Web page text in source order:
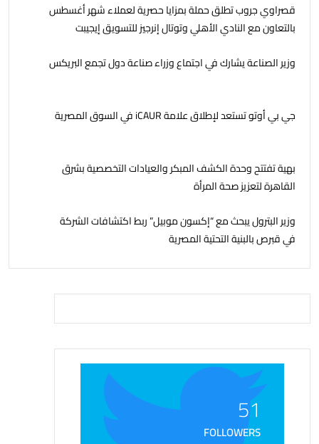
قصراوي جروب تطلق حملة بمزايا حصرية لعملاء شهر أغسطس
بالتعاون مع النادي الأهلي وتوتال إنرجيز للتسويق إيجيبت
وزير الصناعة يشارك في اجتماع وزراء صناعة دول تجمع البريكس
جي بي أوتو تستعد لإطلاق علامة iCAUR في السوق المصرية
بهية تفتتح وحدة الكشف المبكر والعيادات التخصصية بشرق
القاهرة لتعزيز صحة المرأة
وزير البترول يبحث مع “إكسون موبيل” ربط اكتشافات الشركة
في قبرص بالبنية التحتية المصرية
51
FOLLOWERS